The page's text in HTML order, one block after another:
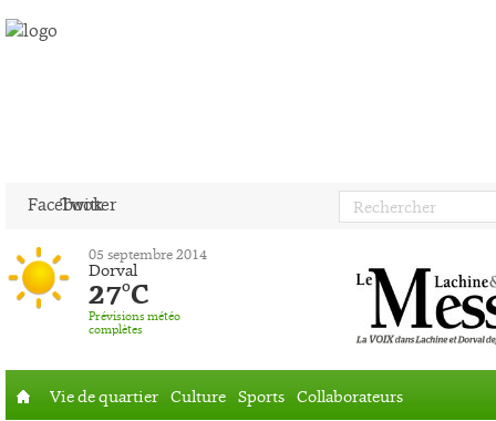
Facebook
Twitter
05 septembre 2014
Dorval
27°C
Prévisions météo
complètes
Vie de quartier Culture Sports Collaborateurs